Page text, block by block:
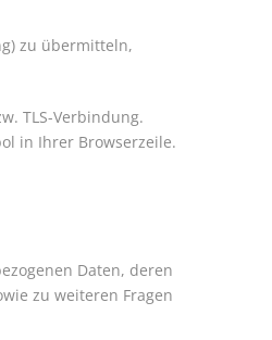
zu übermitteln,
TLS-Verbindung.
in Ihrer Browserzeile.
Daten, deren
zu weiteren Fragen